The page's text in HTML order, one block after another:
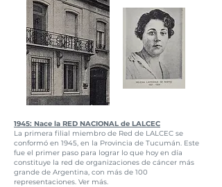
1945: Nace la RED NACIONAL de LALCEC
La primera filial miembro de Red de LALCEC se
conformó en 1945, en la Provincia de Tucumán. Este
fue el primer paso para lograr lo que hoy en día
constituye la red de organizaciones de cáncer más
grande de Argentina, con más de 100
representaciones. Ver más.